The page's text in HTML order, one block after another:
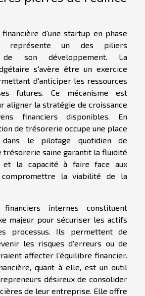
d'une startup en phase
représente un des piliers
de son développement. La
s'avère être un exercice
d'anticiper les ressources
futures. Ce mécanisme est
aligner la stratégie de croissance
financiers disponibles. En
de trésorerie occupe une place
dans le pilotage quotidien de
trésorerie saine garantit la fluidité
et la capacité à faire face aux
compromettre la viabilité de la
internes constituent
majeur pour sécuriser les actifs
processus. Ils permettent de
les risques d'erreurs ou de
affecter l'équilibre financier.
quant à elle, est un outil
désireux de consolider
de leur entreprise. Elle offre